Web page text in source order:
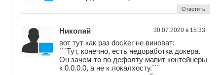
Ответить
Николай 30.07.2020 в 15:33
вот тут как раз docker не виноват:
```Тут, конечно, есть недоработка докера.
Он зачем-то по дефолту мапит контейнеры
к 0.0.0.0, а не к локалхосту.```